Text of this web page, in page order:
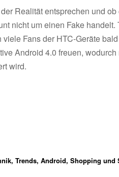
Realität entsprechen und
nicht um einen Fake handelt.
Fans der HTC-Geräte
Android 4.0 freuen,
wird.
Trends, Android, Shopping und